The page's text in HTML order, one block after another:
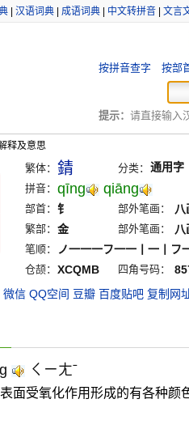
| 汉语词典| 成语词典| 中文转拼音| 文言
按拼音查字 按部
提示： 请直接输入
释及意思
繁体： 錆 分类： 通用字
拼音： qīng qiāng
部首： 钅 部外笔画： 八
繁部： 金 部外笔画： 八
笔顺： ノ一一一フ一一丨一丨フ
仓颉： XCQMB 四角号码：
微信 QQ空间 豆瓣 百度贴吧 复制网
ㄑㄧㄤˉ
面受氧化作用形成的有各种颜